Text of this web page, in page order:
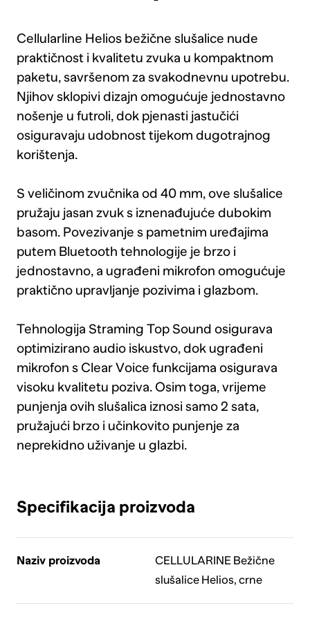
Cellularline Helios bežične slušalice nude
praktičnost i kvalitetu zvuka u kompaktnom
paketu, savršenom za svakodnevnu upotrebu.
Njihov sklopivi dizajn omogućuje jednostavno
nošenje u futroli, dok pjenasti jastučići
osiguravaju udobnost tijekom dugotrajnog
korištenja.
S veličinom zvučnika od 40 mm, ove slušalice
pružaju jasan zvuk s iznenađujuće dubokim
basom. Povezivanje s pametnim uređajima
putem Bluetooth tehnologije je brzo i
jednostavno, a ugrađeni mikrofon omogućuje
praktično upravljanje pozivima i glazbom.
Tehnologija Straming Top Sound osigurava
optimizirano audio iskustvo, dok ugrađeni
mikrofon s Clear Voice funkcijama osigurava
visoku kvalitetu poziva. Osim toga, vrijeme
punjenja ovih slušalica iznosi samo 2 sata,
pružajući brzo i učinkovito punjenje za
neprekidno uživanje u glazbi.
Specifikacija proizvoda
Naziv proizvoda
CELLULARINE Bežične
slušalice Helios, crne